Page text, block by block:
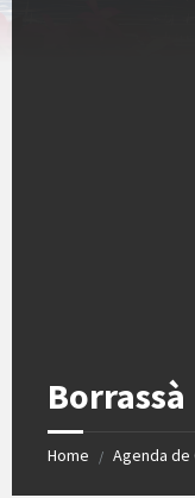
Borrassà
Home / Agenda de